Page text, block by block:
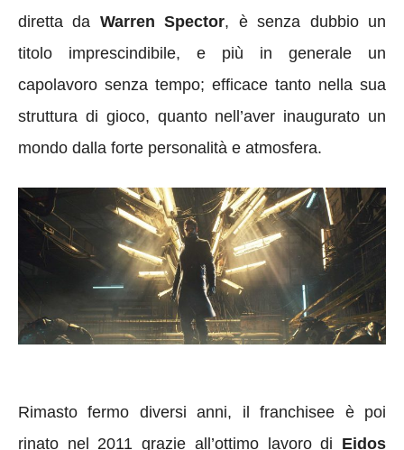
diretta da Warren Spector, è senza dubbio un
titolo imprescindibile, e più in generale un
capolavoro senza tempo; efficace tanto nella sua
struttura di gioco, quanto nell’aver inaugurato un
mondo dalla forte personalità e atmosfera.
Rimasto fermo diversi anni, il franchisee è poi
rinato nel 2011 grazie all’ottimo lavoro di Eidos